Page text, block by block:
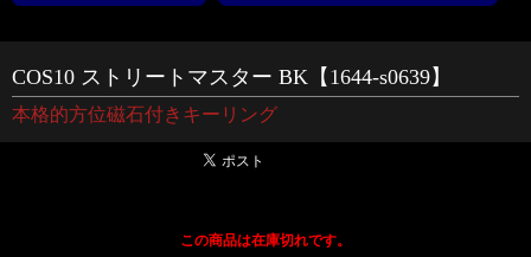
COS10 ストリートマスター BK【1644-s0639】
本格的方位磁石付きキーリング
この商品は在庫切れです。